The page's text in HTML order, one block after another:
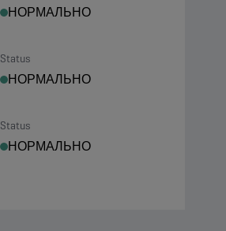
НОРМАЛЬНО
Status
НОРМАЛЬНО
Status
НОРМАЛЬНО